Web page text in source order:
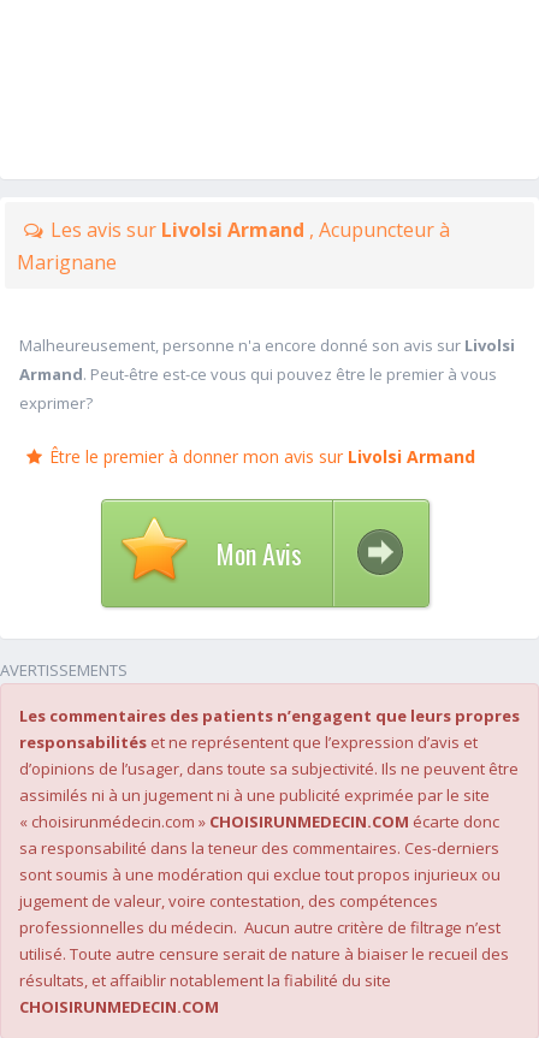
Les avis sur Livolsi Armand , Acupuncteur à
Marignane
Malheureusement, personne n'a encore donné son avis sur Livolsi
Armand. Peut-être est-ce vous qui pouvez être le premier à vous
exprimer?
Être le premier à donner mon avis sur Livolsi Armand
Mon Avis
AVERTISSEMENTS
Les commentaires des patients n’engagent que leurs propres
responsabilités et ne représentent que l’expression d’avis et
d’opinions de l’usager, dans toute sa subjectivité. Ils ne peuvent être
assimilés ni à un jugement ni à une publicité exprimée par le site
« choisirunmédecin.com » CHOISIRUNMEDECIN.COM écarte donc
sa responsabilité dans la teneur des commentaires. Ces-derniers
sont soumis à une modération qui exclue tout propos injurieux ou
jugement de valeur, voire contestation, des compétences
professionnelles du médecin. Aucun autre critère de filtrage n’est
utilisé. Toute autre censure serait de nature à biaiser le recueil des
résultats, et affaiblir notablement la fiabilité du site
CHOISIRUNMEDECIN.COM